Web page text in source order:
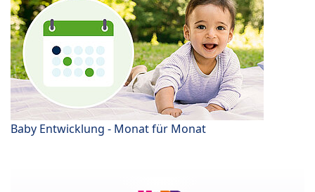
Baby Entwicklung - Monat für Monat